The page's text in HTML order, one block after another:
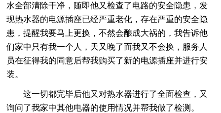
水全部清除干净，随即他又检查了电路的安全隐患，发
现热水器的电源插座已经严重老化，存在严重的安全隐
患，提醒我要马上更换，不然会酿成大祸的，我告诉他
们家中只有我一个人，天又晚了而我又不会换，服务人
员在征得我的同意后帮我购买了新的电源插座并进行安
装。
这一切都完毕后他又对热水器进行了全面检查，又
询问了我家中其他电器的使用情况并帮我做了检测。